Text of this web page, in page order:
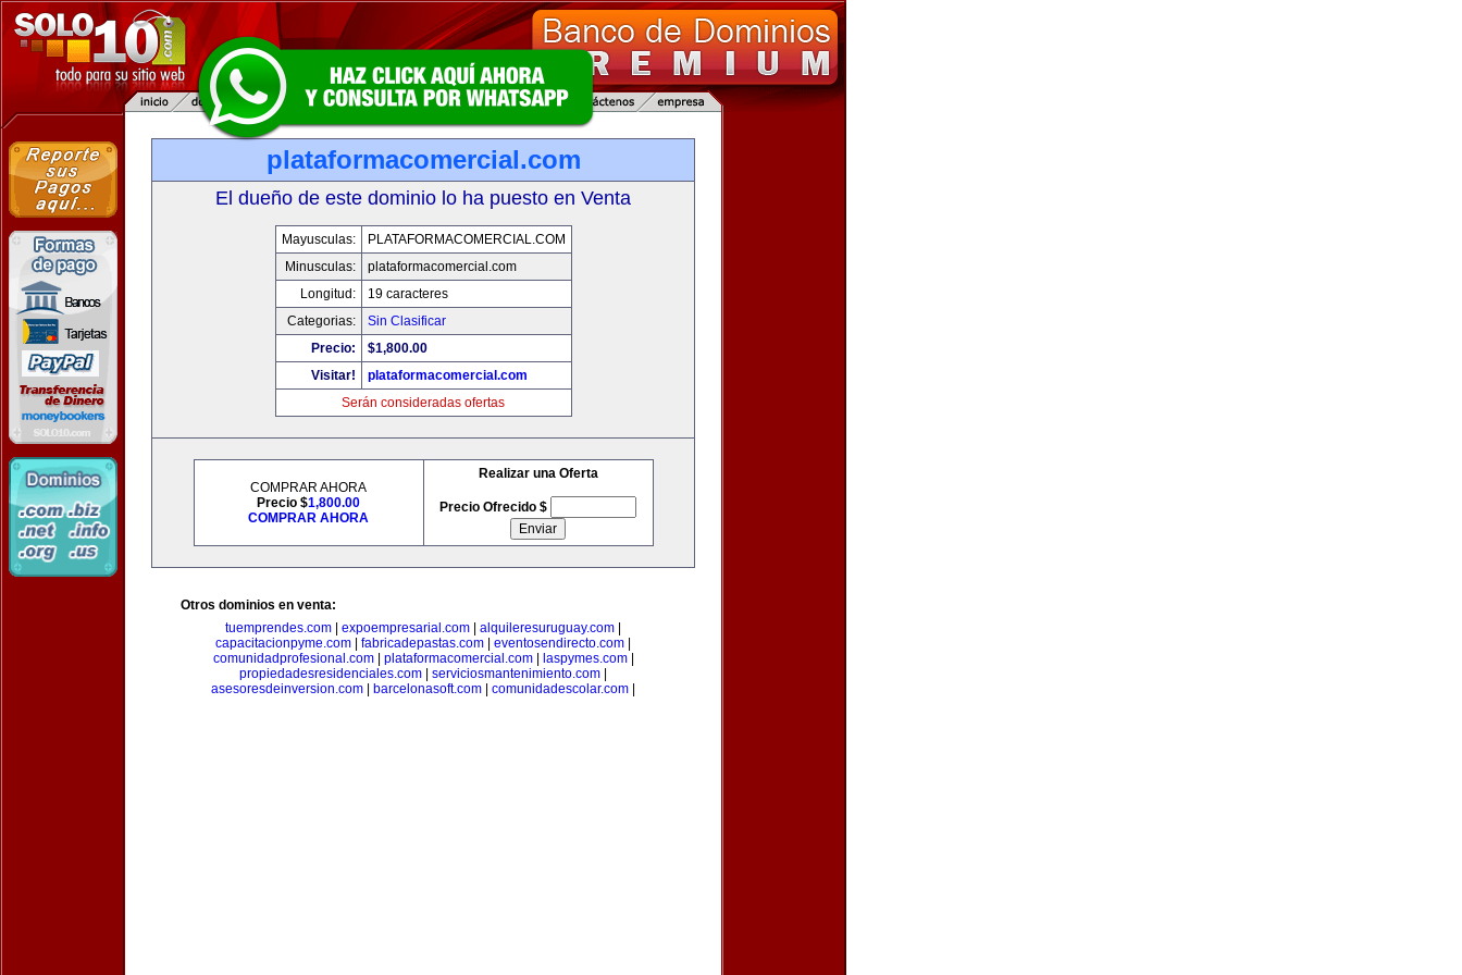
plataformacomercial.com
El dueño de este dominio lo ha puesto en Venta
Mayusculas:
PLATAFORMACOMERCIAL.COM
Minusculas:
plataformacomercial.com
Longitud:
19 caracteres
Categorias:
Sin Clasificar
Precio:
$1,800.00
Visitar!
plataformacomercial.com
Serán consideradas ofertas
COMPRAR AHORA
Precio $1,800.00
COMPRAR AHORA
Realizar una Oferta
Precio Ofrecido $
Otros dominios en venta:
tuemprendes.com
expoempresarial.com alquileresuruguay.com
capacitacionpyme.com
fabricadepastas.com eventosendirecto.com
comunidadprofesional.com| plataformacomercial.com| laspymes.com|
propiedadesresidenciales.com
serviciosmantenimiento.com
asesoresdeinversion.com
barcelonasoft.com comunidadescolar.com